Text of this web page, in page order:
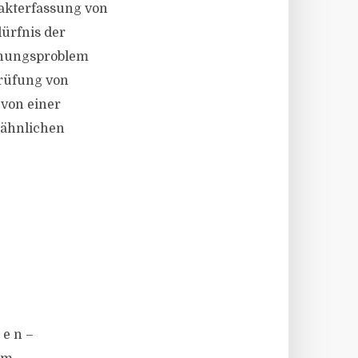
von
der
von
einer